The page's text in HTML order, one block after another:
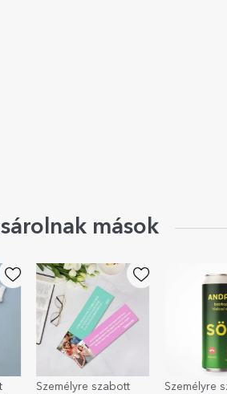
mások
Személyre szabott
Személyre